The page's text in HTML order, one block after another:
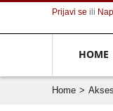
Prijavi se ili
HOME
Home >